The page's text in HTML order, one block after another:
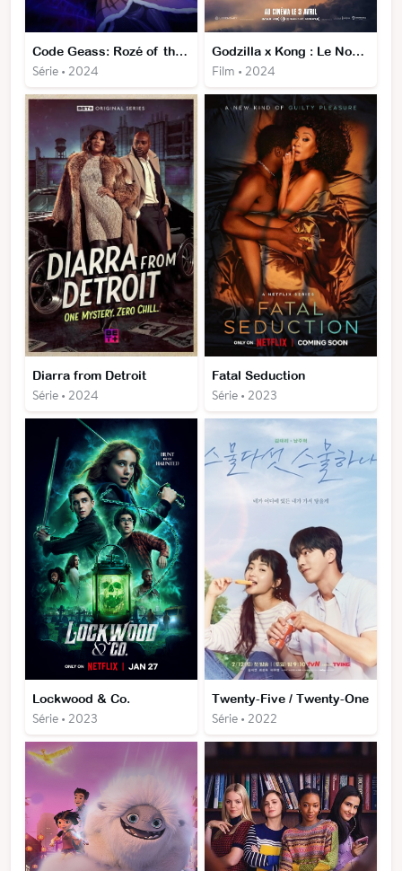
Code Geass: Rozé of the Recapture
Série • 2024
Godzilla x Kong : Le Nouvel Empire
Film • 2024
Diarra from Detroit
Série • 2024
Fatal Seduction
Série • 2023
Lockwood & Co.
Série • 2023
Twenty-Five / Twenty-One
Série • 2022